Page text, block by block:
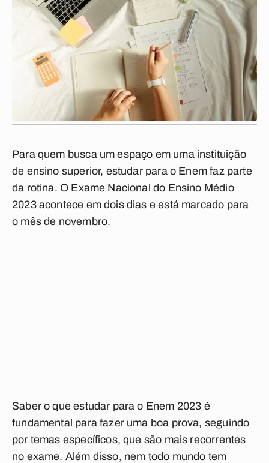
Para quem busca um espaço em uma instituição
de ensino superior, estudar para o Enem faz parte
da rotina. O Exame Nacional do Ensino Médio
2023 acontece em dois dias e está marcado para
o mês de novembro.
Saber o que estudar para o Enem 2023 é
fundamental para fazer uma boa prova, seguindo
por temas específicos, que são mais recorrentes
no exame. Além disso, nem todo mundo tem